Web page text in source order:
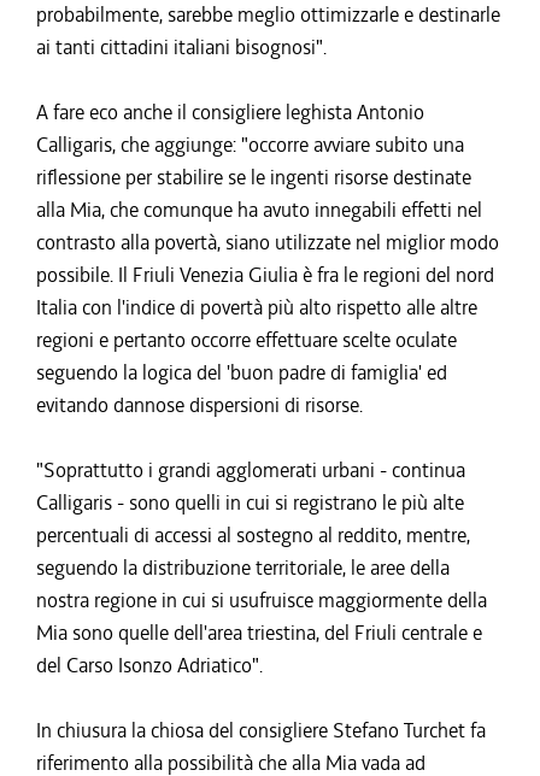
probabilmente, sarebbe meglio ottimizzarle e destinarle
ai tanti cittadini italiani bisognosi".
A fare eco anche il consigliere leghista Antonio
Calligaris, che aggiunge: "occorre avviare subito una
riflessione per stabilire se le ingenti risorse destinate
alla Mia, che comunque ha avuto innegabili effetti nel
contrasto alla povertà, siano utilizzate nel miglior modo
possibile. Il Friuli Venezia Giulia è fra le regioni del nord
Italia con l'indice di povertà più alto rispetto alle altre
regioni e pertanto occorre effettuare scelte oculate
seguendo la logica del 'buon padre di famiglia' ed
evitando dannose dispersioni di risorse.
"Soprattutto i grandi agglomerati urbani - continua
Calligaris - sono quelli in cui si registrano le più alte
percentuali di accessi al sostegno al reddito, mentre,
seguendo la distribuzione territoriale, le aree della
nostra regione in cui si usufruisce maggiormente della
Mia sono quelle dell'area triestina, del Friuli centrale e
del Carso Isonzo Adriatico".
In chiusura la chiosa del consigliere Stefano Turchet fa
riferimento alla possibilità che alla Mia vada ad